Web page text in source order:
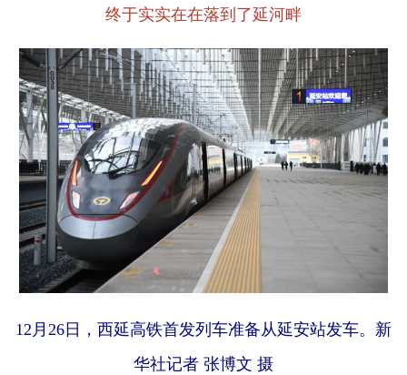
终于实实在在落到了延河畔
12月26日，西延高铁首发列车准备从延安站发车。新
华社记者 张博文 摄